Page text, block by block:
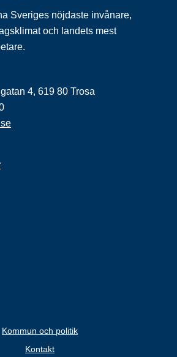
Sveriges nöjdaste invånare,
och landets mest
4, 619 80 Trosa
Kommun och politik
Kontakt